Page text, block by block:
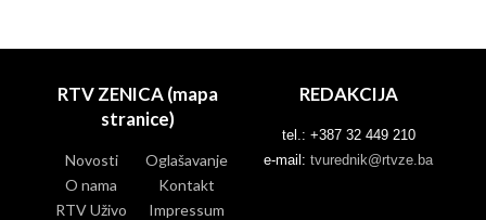
RTV ZENICA (mapa
stranice)
Novosti
Oglašavanje
O nama
Kontakt
RTV Uživo
Impressum
REDAKCIJA
tel.: +387 32 449 210
e-mail: tvurednik@rtvze.ba